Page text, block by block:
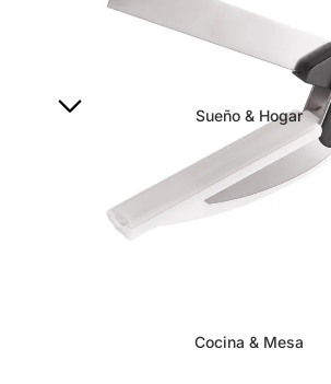
Sueño & Hogar
Cocina & Mesa